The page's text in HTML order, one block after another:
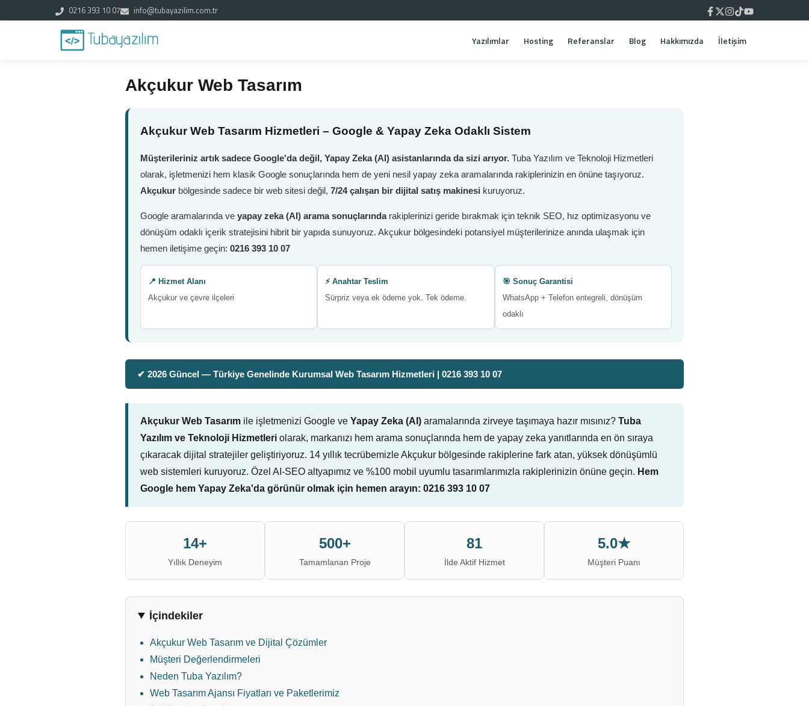
0216 393 10 07 info@tubayazilim.com.tr
Yazılımlar Hosting Referanslar Blog Hakkımızda İletişim
Akçukur Web Tasarım
Akçukur Web Tasarım Hizmetleri – Google & Yapay Zeka Odaklı Sistem
Müşterileriniz artık sadece Google'da değil, Yapay Zeka (AI) asistanlarında da sizi arıyor. Tuba Yazılım ve Teknoloji Hizmetleri
olarak, işletmenizi hem klasik Google sonuçlarında hem de yeni nesil yapay zeka aramalarında rakiplerinizin en önüne taşıyoruz.
Akçukur bölgesinde sadece bir web sitesi değil, 7/24 çalışan bir dijital satış makinesi kuruyoruz.
Google aramalarında ve yapay zeka (AI) arama sonuçlarındarakiplerinizi geride bırakmak için teknik SEO, hız optimizasyonu ve
dönüşüm odaklı içerik stratejisini hibrit bir yapıda sunuyoruz. Akçukur bölgesindeki potansiyel müşterilerinize anında ulaşmak için
hemen iletişime geçin: 0216 393 10 07
📍 Hizmet Alanı
Akçukur ve çevre ilçeleri
⚡ Anahtar Teslim
Sürpriz veya ek ödeme yok. Tek ödeme.
🎯 Sonuç Garantisi
WhatsApp + Telefon entegreli, dönüşüm
odaklı
✔ 2026 Güncel — Türkiye Genelinde Kurumsal Web Tasarım Hizmetleri | 0216 393 10 07
Akçukur Web Tasarım ile işletmenizi Google ve Yapay Zeka (AI) aramalarında zirveye taşımaya hazır mısınız? Tuba
Yazılım ve Teknoloji Hizmetleri olarak, markanızı hem arama sonuçlarında hem de yapay zeka yanıtlarında en ön sıraya
çıkaracak dijital stratejiler geliştiriyoruz. 14 yıllık tecrübemizle Akçukur bölgesinde rakiplerine fark atan, yüksek dönüşümlü
web sistemleri kuruyoruz. Özel AI-SEO altyapımız ve %100 mobil uyumlu tasarımlarımızla rakiplerinizin önüne geçin. Hem
Google hem Yapay Zeka'da görünür olmak için hemen arayın: 0216 393 10 07
14+
Yıllık Deneyim
500+
Tamamlanan Proje
81
İlde Aktif Hizmet
5.0★
Müşteri Puanı
İçindekiler
Akçukur Web Tasarım ve Dijital Çözümler
Müşteri Değerlendirmeleri
Neden Tuba Yazılım?
Web Tasarım Ajansı Fiyatları ve Paketlerimiz